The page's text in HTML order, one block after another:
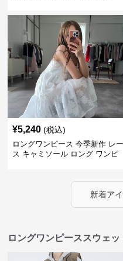
¥5,240 (税込)
ロングワンピース 今季新作 レー
ス キャミソール ロング ワンピ
新着ア
ロングワンピーススウェ